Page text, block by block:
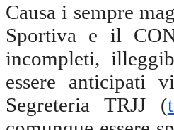
Causa i sempre
Sportiva e il
incompleti,
essere anticipati
Segreteria TRJJ (